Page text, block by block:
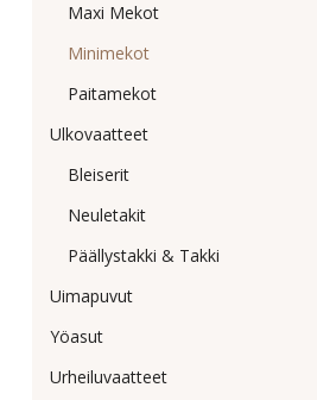
Maxi Mekot
Minimekot
Paitamekot
Ulkovaatteet
Bleiserit
Neuletakit
Päällystakki & Takki
Uimapuvut
Yöasut
Urheiluvaatteet